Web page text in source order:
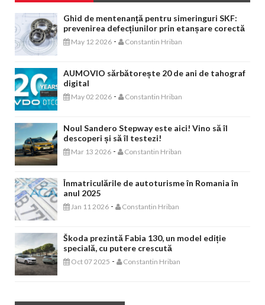
Ghid de mentenanță pentru simeringuri SKF:
prevenirea defecțiunilor prin etanșare corectă
May 12 2026 - Constantin Hriban
AUMOVIO sărbătorește 20 de ani de tahograf
digital
May 02 2026 - Constantin Hriban
Noul Sandero Stepway este aici! Vino să îl
descoperi și să îl testezi!
Mar 13 2026 - Constantin Hriban
Înmatriculările de autoturisme în Romania în
anul 2025
Jan 11 2026 - Constantin Hriban
Škoda prezintă Fabia 130, un model ediție
specială, cu putere crescută
Oct 07 2025 - Constantin Hriban